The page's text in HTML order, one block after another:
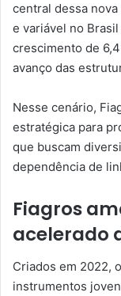
central dessa
e variável no
crescimento de
avanço das
Nesse cenário,
estratégica para
que buscam
dependência de
Fiagros
acelerado
Criados em 2022,
instrumentos